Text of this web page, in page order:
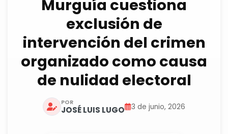
Murguía cuestiona
exclusión de
intervención del crimen
organizado como causa
de nulidad electoral
POR
JOSÉ LUIS LUGO 3 de junio, 2026